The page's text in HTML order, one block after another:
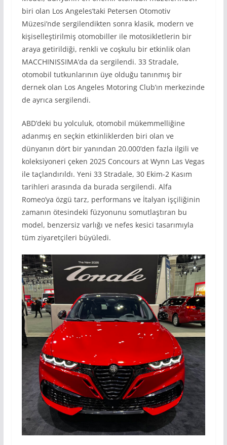
biri olan Los Angeles’taki Petersen Otomotiv
Müzesi’nde sergilendikten sonra klasik, modern ve
kişiselleştirilmiş otomobiller ile motosikletlerin bir
araya getirildiği, renkli ve coşkulu bir etkinlik olan
MACCHINISSIMA’da da sergilendi. 33 Stradale,
otomobil tutkunlarının üye olduğu tanınmış bir
dernek olan Los Angeles Motoring Club’ın merkezinde
de ayrıca sergilendi.
ABD’deki bu yolculuk, otomobil mükemmelliğine
adanmış en seçkin etkinliklerden biri olan ve
dünyanın dört bir yanından 20.000’den fazla ilgili ve
koleksiyoneri çeken 2025 Concours at Wynn Las Vegas
ile taçlandırıldı. Yeni 33 Stradale, 30 Ekim-2 Kasım
tarihleri arasında da burada sergilendi. Alfa
Romeo’ya özgü tarz, performans ve İtalyan işçiliğinin
zamanın ötesindeki füzyonunu somutlaştıran bu
model, benzersiz varlığı ve nefes kesici tasarımıyla
tüm ziyaretçileri büyüledi.